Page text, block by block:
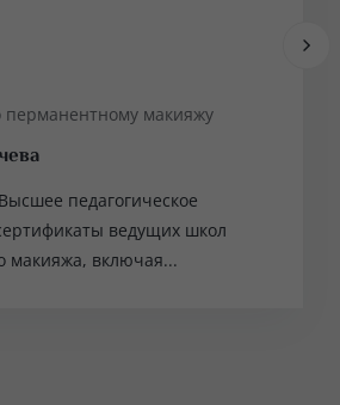
перманентному макияжу
педагогическое
ведущих школ
макияжа, включая...